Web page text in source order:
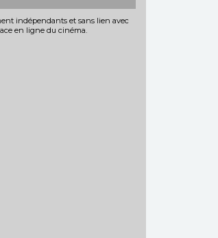
indépendants et sans lien avec
en ligne du cinéma.